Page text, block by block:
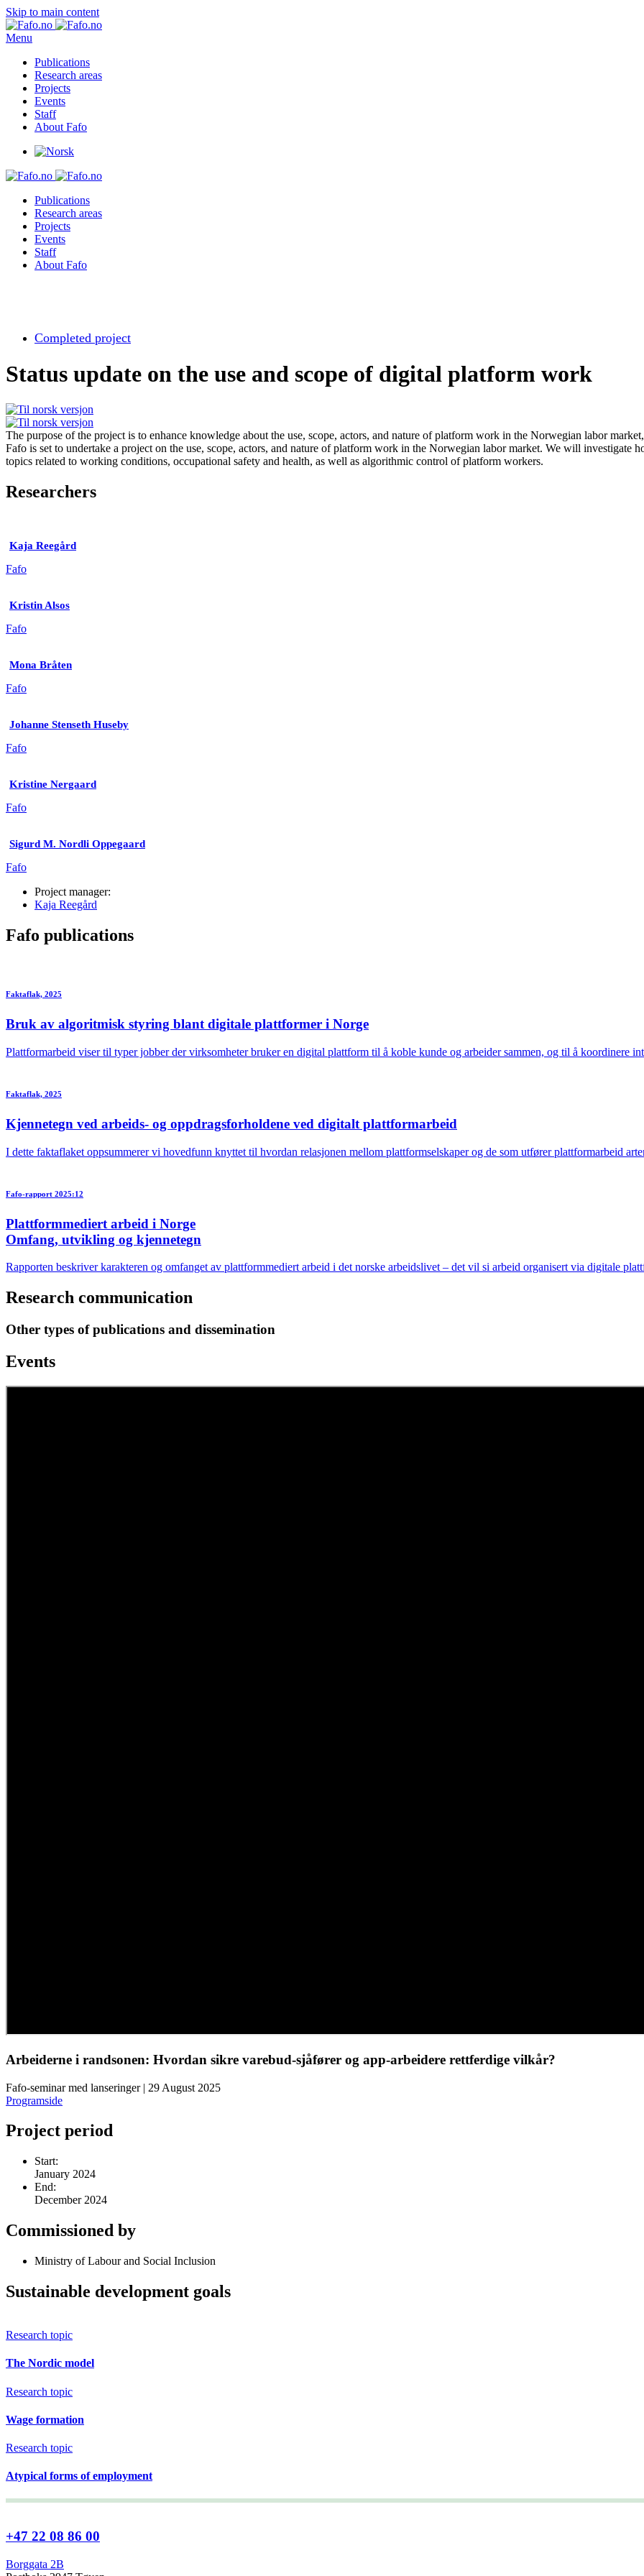
Skip to main content
Menu
Publications
Research areas
Projects
Events
Staff
About Fafo
Publications
Research areas
Projects
Events
Staff
About Fafo
Completed project
Status update on the use and scope of digital platform work
The purpose of the project is to enhance knowledge about the use, scope, actors, and nature of platform work in the Norwegian labor
Fafo is set to undertake a project on the use, scope, actors, and nature of platform work in the Norwegian labor market. We will investigate
topics related to working conditions, occupational safety and health, as well as algorithmic control of platform workers.
Researchers
Kaja Reegård
Fafo
Kristin Alsos
Fafo
Mona Bråten
Fafo
Johanne Stenseth Huseby
Fafo
Kristine Nergaard
Fafo
Sigurd M. Nordli Oppegaard
Fafo
Project manager:
Kaja Reegård
Fafo publications
Faktaflak, 2025
Bruk av algoritmisk styring blant digitale plattformer i Norge
Plattformarbeid viser til typer jobber der virksomheter bruker en digital plattform til å koble kunde og arbeider sammen, og til å koordinere
Faktaflak, 2025
Kjennetegn ved arbeids- og oppdragsforholdene ved digitalt plattformarbeid
I dette faktaflaket oppsummerer vi hovedfunn knyttet til hvordan relasjonen mellom plattformselskaper og de som utfører plattformarbeid
Fafo-rapport 2025:12
Plattformmediert arbeid i Norge
Omfang, utvikling og kjennetegn
Rapporten beskriver karakteren og omfanget av plattformmediert arbeid i det norske arbeidslivet – det vil si arbeid organisert via digitale
Research communication
Other types of publications and dissemination
Events
Arbeiderne i randsonen: Hvordan sikre varebud-sjåfører og app-arbeidere rettferdige vilkår?
Fafo-seminar med lanseringer | 29 August 2025
Programside
Project period
Start:
January 2024
End:
December 2024
Commissioned by
Ministry of Labour and Social Inclusion
Sustainable development goals
Research topic
The Nordic model
Research topic
Wage formation
Research topic
Atypical forms of employment
+47 22 08 86 00
Borggata 2B